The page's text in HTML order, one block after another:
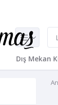
Dış Mekan